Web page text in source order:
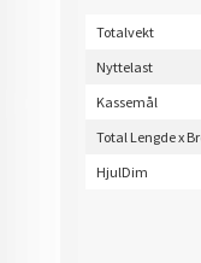
Totalvekt
Nyttelast
Kassemål
Total Lengde x
HjulDim